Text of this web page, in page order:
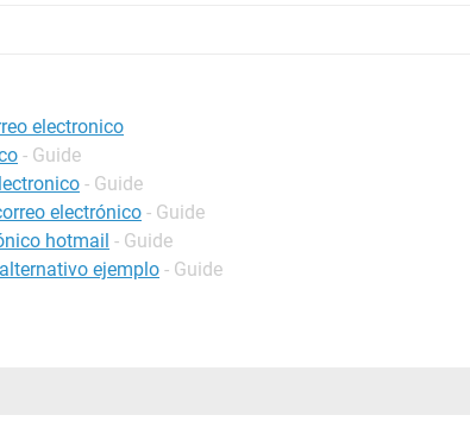
electronico
- Guide
- Guide
electrónico - Guide
hotmail - Guide
ejemplo - Guide